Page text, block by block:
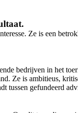
Ze is een
bedrijven in het
Ze is ambitieus,
tussen gefundeerd